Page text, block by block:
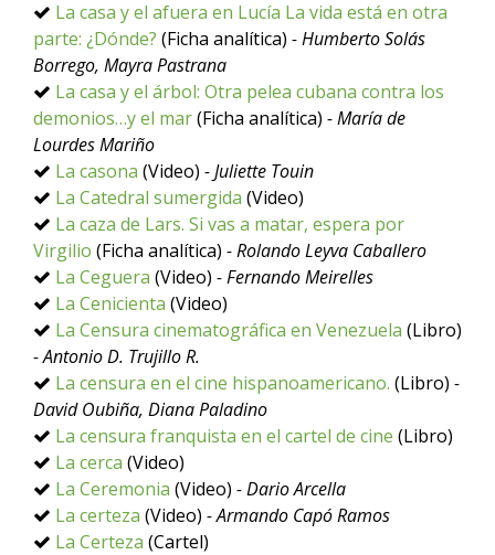
La casa y el afuera en Lucía La vida está en otra
parte: ¿Dónde? (Ficha analítica) - Humberto Solás
Borrego, Mayra Pastrana
La casa y el árbol: Otra pelea cubana contra los
demonios…y el mar(Ficha analítica) - María de
Lourdes Mariño
La casona (Video) - Juliette Touin
La Catedral sumergida (Video)
La caza de Lars. Si vas a matar, espera por
Virgilio (Ficha analítica) - Rolando Leyva Caballero
La Ceguera (Video) - Fernando Meirelles
La Cenicienta (Video)
La Censura cinematográfica en Venezuela (Libro)
- Antonio D. Trujillo R.
La censura en el cine hispanoamericano. (Libro) -
David Oubiña, Diana Paladino
La censura franquista en el cartel de cine (Libro)
La cerca (Video)
La Ceremonia (Video) - Dario Arcella
La certeza (Video) - Armando Capó Ramos
La Certeza (Cartel)